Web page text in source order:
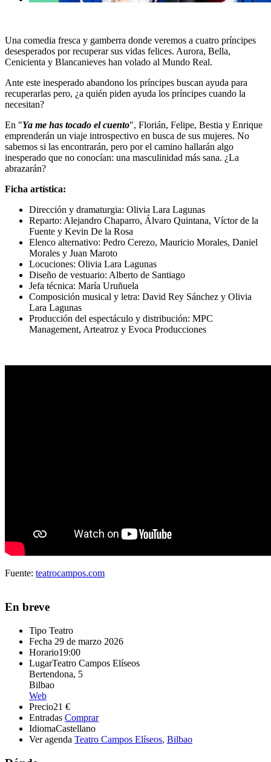
Una comedia fresca y gamberra donde veremos a cuatro príncipes
desesperados por recuperar sus vidas felices. Aurora, Bella,
Cenicienta y Blancanieves han volado al Mundo Real.
Ante este inesperado abandono los príncipes buscan ayuda para
recuperarlas pero, ¿a quién piden ayuda los príncipes cuando la
necesitan?
En "Ya me has tocado el cuento", Florián, Felipe, Bestia y Enrique
emprenderán un viaje introspectivo en busca de sus mujeres. No
sabemos si las encontrarán, pero por el camino hallarán algo
inesperado que no conocían: una masculinidad más sana. ¿La
abrazarán?
Ficha artística:
Dirección y dramaturgia: Olivia Lara Lagunas
Reparto: Alejandro Chaparro, Álvaro Quintana, Víctor de la
Fuente y Kevin De la Rosa
Elenco alternativo: Pedro Cerezo, Mauricio Morales, Daniel
Morales y Juan Maroto
Locuciones: Olivia Lara Lagunas
Diseño de vestuario: Alberto de Santiago
Jefa técnica: María Uruñuela
Composición musical y letra: David Rey Sánchez y Olivia
Lara Lagunas
Producción del espectáculo y distribución: MPC
Management, Arteatroz y Evoca Producciones
Fuente: teatrocampos.com
En breve
Tipo Teatro
Fecha 29 de marzo 2026
Horario19:00
LugarTeatro Campos Elíseos
Bertendona, 5
Bilbao
Web
Precio21 €
Entradas Comprar
IdiomaCastellano
Ver agenda Teatro Campos Elíseos, Bilbao